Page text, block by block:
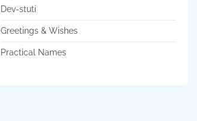
Dev-stuti
Greetings & Wishes
Practical Names